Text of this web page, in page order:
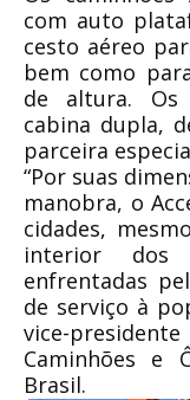
com auto
cesto aéreo
bem como
de altura. Os
cabina dupla,
parceira
“Por suas
manobra, o
cidades,
interior dos
enfrentadas
de serviço à
vice-
Caminhões e
Brasil.